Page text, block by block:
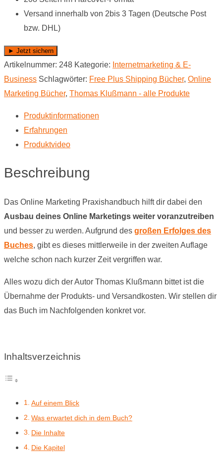
Versand innerhalb von 2bis 3 Tagen (Deutsche Post
bzw. DHL)
► Jetzt sichern
Artikelnummer: 248 Kategorie: Internet­marketing & E-
Business Schlagwörter: Free Plus Shipping Bücher, Online
Marketing Bücher, Thomas Klußmann - alle Produkte
Produktinformationen
Erfahrungen
Produktvideo
Beschreibung
Das Online Marketing Praxishandbuch hilft dir dabei den
Ausbau deines Online Marketings weiter voranzutreiben
und besser zu werden. Aufgrund des großen Erfolges des
Buches, gibt es dieses mittlerweile in der zweiten Auflage
welche schon nach kurzer Zeit vergriffen war.
Alles wozu dich der Autor Thomas Klußmann bittet ist die
Übernahme der Produkts- und Versandkosten. Wir stellen dir
das Buch im Nachfolgenden konkret vor.
Inhaltsverzeichnis
Auf einem Blick
Was erwartet dich in dem Buch?
Die Inhalte
Die Kapitel